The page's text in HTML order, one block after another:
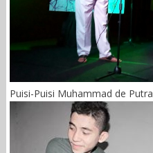
Puisi-Puisi Muhammad de Putra